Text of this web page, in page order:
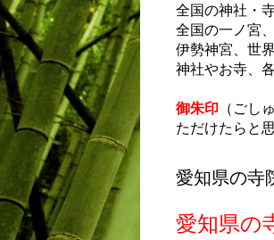
全国の神社・
全国の一ノ宮
伊勢神宮、世
神社やお寺、
御朱印 （ごし
ただけたらと
愛知県の寺
愛知県の